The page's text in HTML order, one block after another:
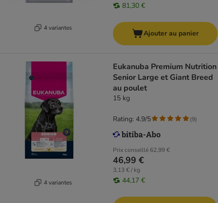
4 variantes
81,30 €
Ajouter au panier
4 variantes
Eukanuba Premium Nutrition
Senior Large et Giant Breed
au poulet
15 kg
Prix conseillé 62,99 €
46,99 €
3,13 € / kg
44,17 €
Rating: 4.9/5 (9)